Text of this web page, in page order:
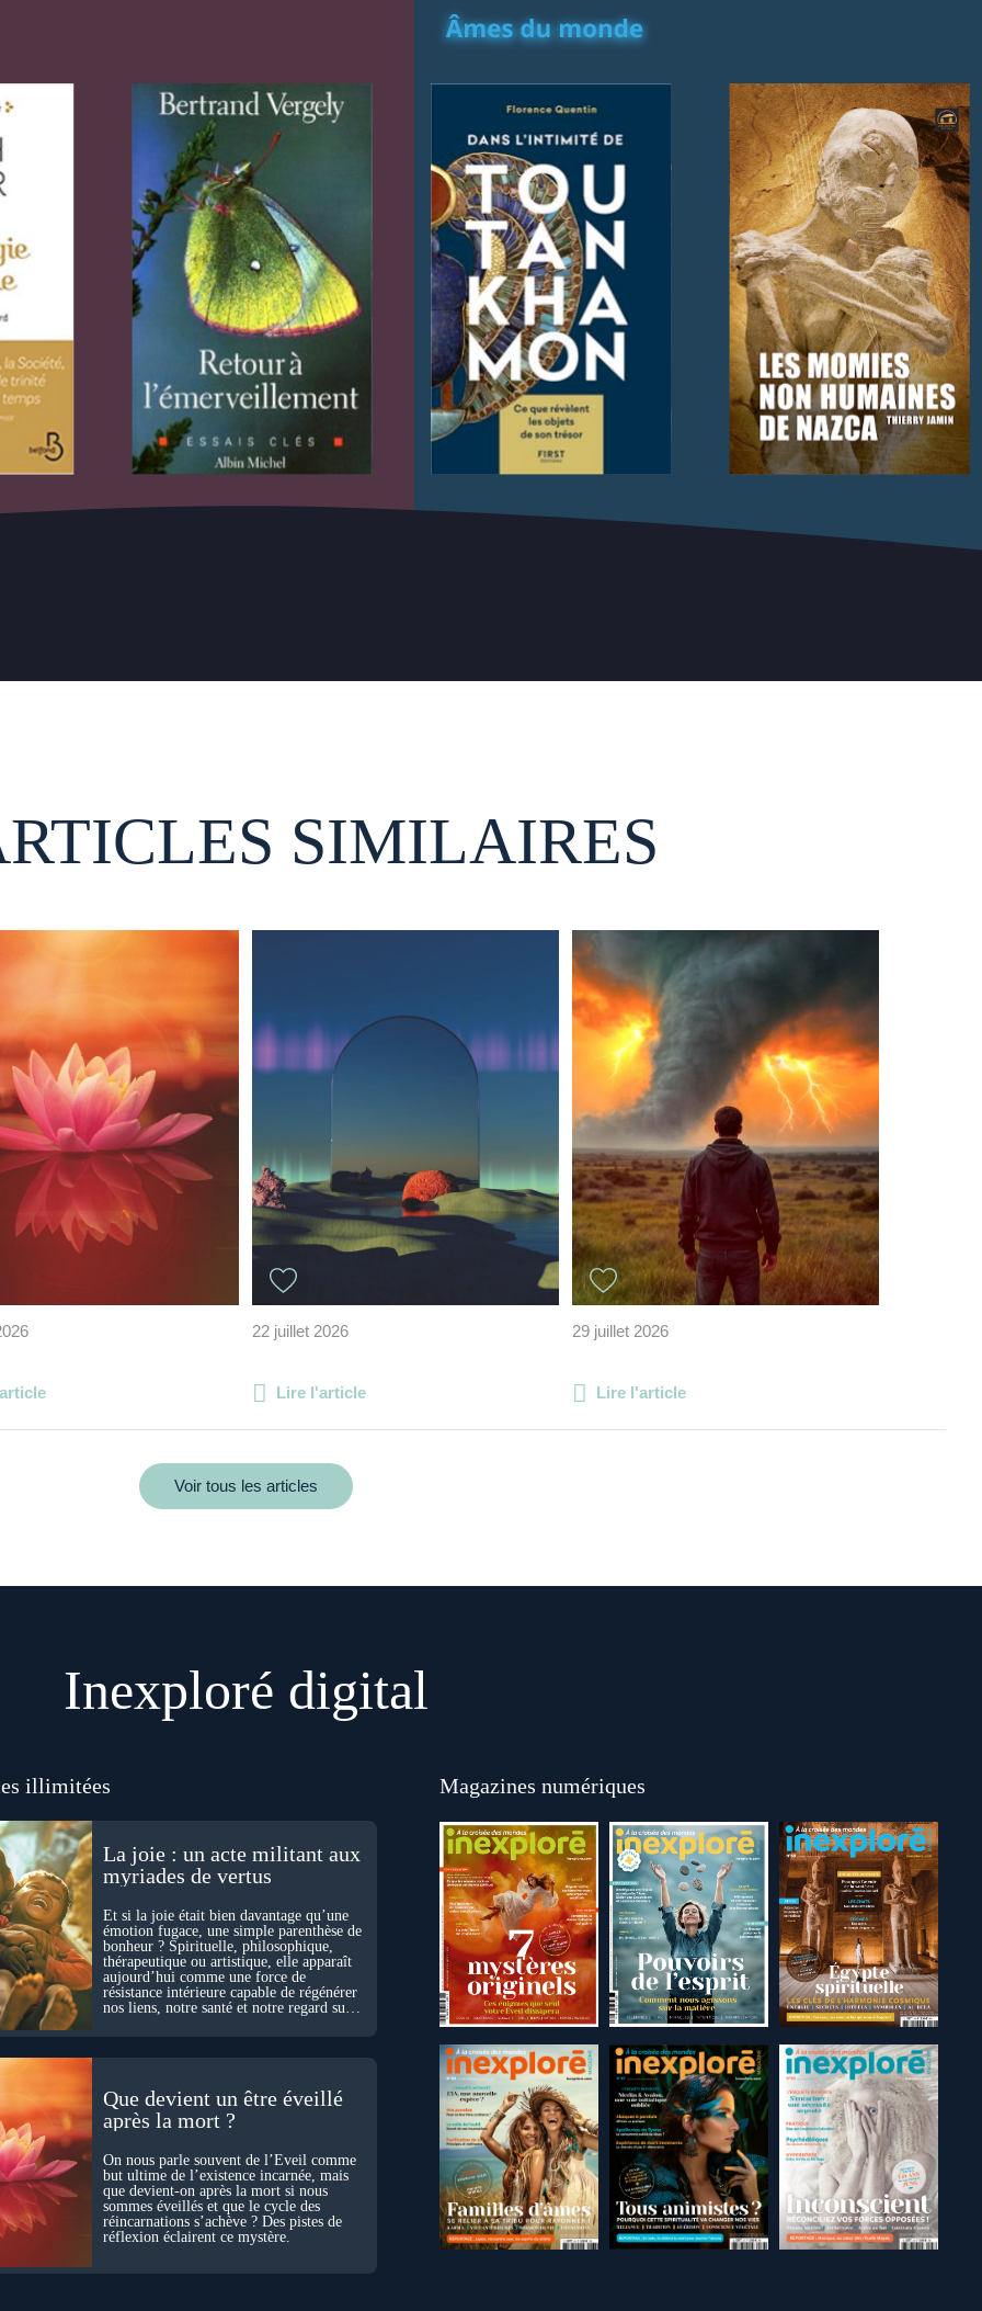
SIMILAIRES
22 juillet 2026
Lire l'article
29 juillet 2026
Lire l'article
Voir tous les articles
Inexploré digital
illimitées
La joie : un acte militant aux
myriades de vertus
Et si la joie était bien davantage qu’une
émotion fugace, une simple parenthèse de
bonheur ? Spirituelle, philosophique,
thérapeutique ou artistique, elle apparaît
aujourd’hui comme une force de
résistance intérieure capable de régénérer
nos liens, notre santé et notre regard sur
Que devient un être éveillé
après la mort ?
On nous parle souvent de l’Éveil comme
but ultime de l’existence incarnée, mais
que devient-on après la mort si nous
sommes éveillés et que le cycle des
réincarnations s’achève ? Des pistes de
réflexion éclairent ce mystère.
Magazines numériques